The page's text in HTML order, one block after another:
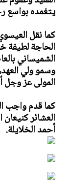
يتغمده بواسع
كما نقل
الحاجة لطيفة
الشميساني
وسمو ولي
المولى عز وجل
كما قدم واجب
العشائر
أحمد الخلايلة.